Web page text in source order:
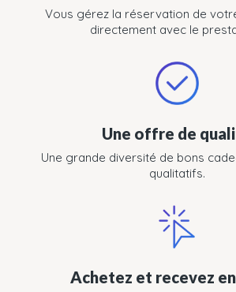
Vous gérez la réservation de
directement avec le
Une offre de
Une grande diversité de bons
qualitatifs.
Achetez et recevez